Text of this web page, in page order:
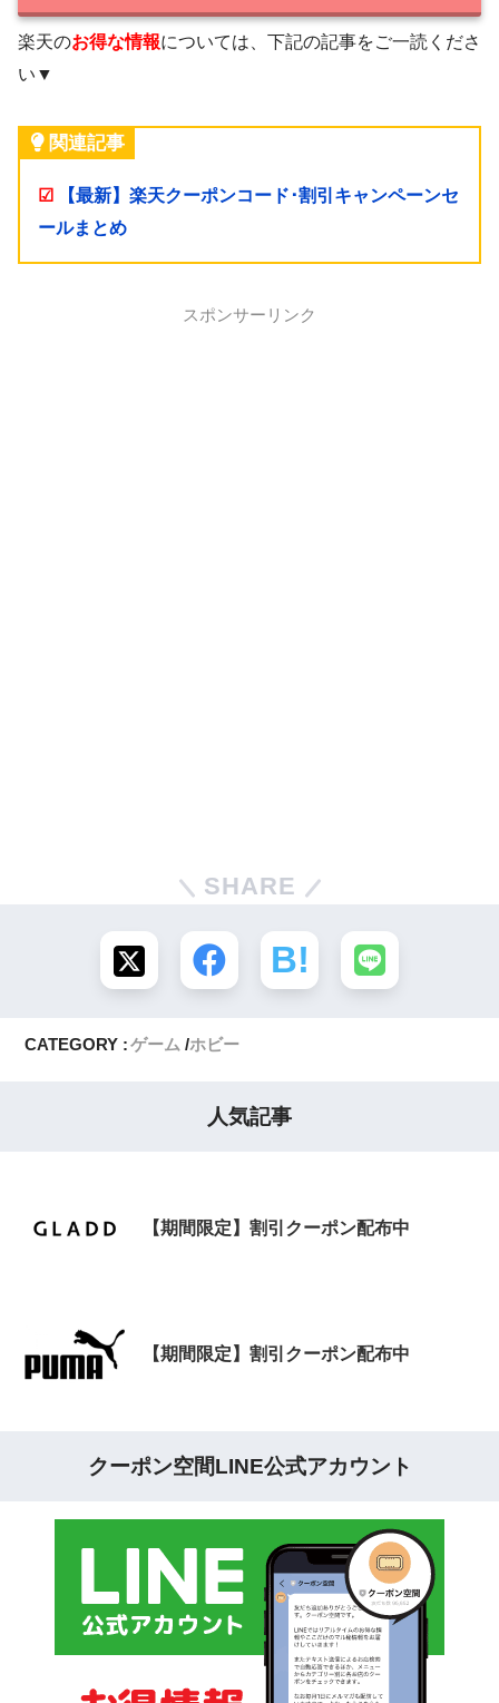
楽天のお得な情報については、下記の記事をご一読くださ
い▼
関連記事
☑
【最新】楽天クーポンコード･割引キャンペーンセ
ールまとめ
スポンサーリンク
SHARE
CATEGORY :ゲーム ホビー
人気記事
【期間限定】割引クーポン配布中
【期間限定】割引クーポン配布中
クーポン空間LINE公式アカウント